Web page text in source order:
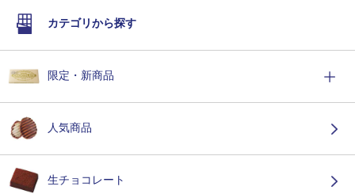
カテゴリから探す
限定・新商品
人気商品
生チョコレート